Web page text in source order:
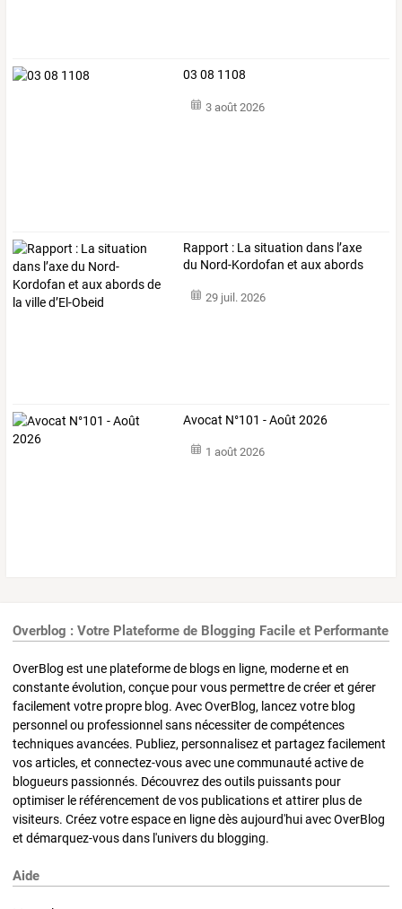
03 08 1108
3 août 2026
Rapport : La situation dans l’axe
du Nord-Kordofan et auxabords
29 juil. 2026
Avocat N°101 - Août 2026
1 août 2026
Overblog : Votre Plateforme de Blogging Facile et Performante
OverBlog est une plateforme de blogs en ligne, moderne et en
constante évolution, conçue pour vous permettre de créer et gérer
facilement votre propre blog. Avec OverBlog, lancez votre blog
personnel ou professionnel sans nécessiter de compétences
techniques avancées. Publiez, personnalisez et partagez facilement
vos articles, et connectez-vous avec une communauté active de
blogueurs passionnés. Découvrez des outils puissants pour
optimiser le référencement de vos publications et attirer plus de
visiteurs. Créez votre espace en ligne dès aujourd'hui avec OverBlog
et démarquez-vous dans l'univers du blogging.
Aide